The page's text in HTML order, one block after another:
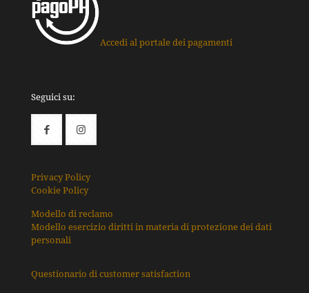
Accedi al portale dei pagamenti
Seguici su:
Privacy Policy
Cookie Policy
Modello di reclamo
Modello esercizio diritti in materia di protezione dei dati
personali
Questionario di customer satisfaction